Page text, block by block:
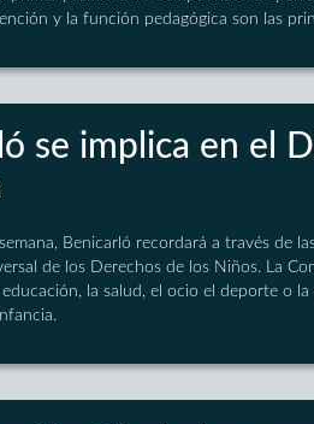
y la función pedagógica son las
se implica en el
Benicarló recordará a través de
de los Derechos de los Niños. La
la salud, el ocio el deporte o